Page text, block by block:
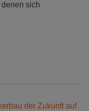
sich
der Zukunft auf